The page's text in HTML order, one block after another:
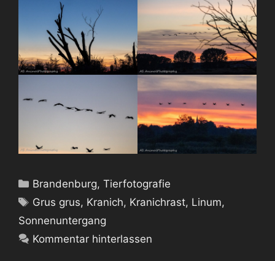
Kategorien
Brandenburg,Tierfotografie
Schlagwörter
Grus grus, Kranich, Kranichrast, Linum,
Sonnenuntergang
Kommentar hinterlassen